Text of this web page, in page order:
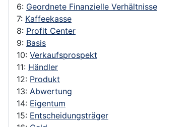
6: Geordnete Finanzielle Verhältnisse
7: Kaffeekasse
8: Profit Center
9: Basis
10: Verkaufsprospekt
11: Händler
12: Produkt
13: Abwertung
14: Eigentum
15: Entscheidungsträger